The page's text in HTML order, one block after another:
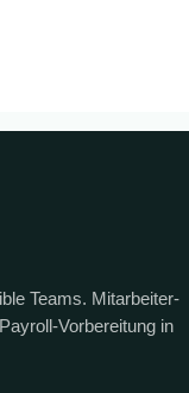
Teams. Mitarbeiter-
Vorbereitung in